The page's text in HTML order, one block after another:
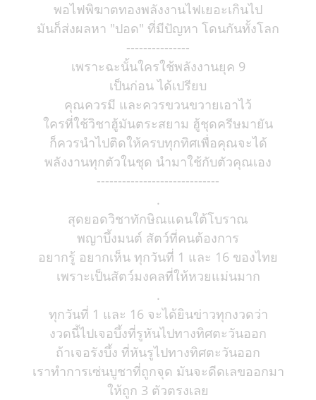
พอไฟพิฆาตทองพลังงานไฟเยอะเกินไป
มันก็ส่งผลหา "ปอด" ที่มีปัญหา โดนกันทั้งโลก
---------------
เพราะฉะนั้นใครใช้พลังงานยุค 9
เป็นก่อน ได้เปรียบ
คุณควรมี และควรขวนขวายเอาไว้
ใครที่ใช้วิชาฮู้มันตระสยาม ฮู้ชุดครีษมายัน
ก็ควรนำไปติดให้ครบทุกทิศเพื่อคุณจะได้
พลังงานทุกตัวในชุด นำมาใช้กับตัวคุณเอง
-----------------------------
.
สุดยอดวิชาทักษิณแดนใต้โบราณ
พญาบึ้งมนต์ สัตว์ที่คนต้องการ
อยากรู้ อยากเห็น ทุกวันที่ 1 และ 16 ของไทย
เพราะเป็นสัตว์มงคลที่ให้หวยแม่นมาก
.
ทุกวันที่ 1 และ 16 จะได้ยินข่าวทุกงวดว่า
งวดนี้ไปเจอบึ้งที่รูหันไปทางทิศตะวันออก
ถ้าเจอรังบึ้ง ที่หันรูไปทางทิศตะวันออก
เราทำการเซ่นบูชาที่ถูกจุด มันจะดีดเลขออกมา
ให้ถูก 3 ตัวตรงเลย